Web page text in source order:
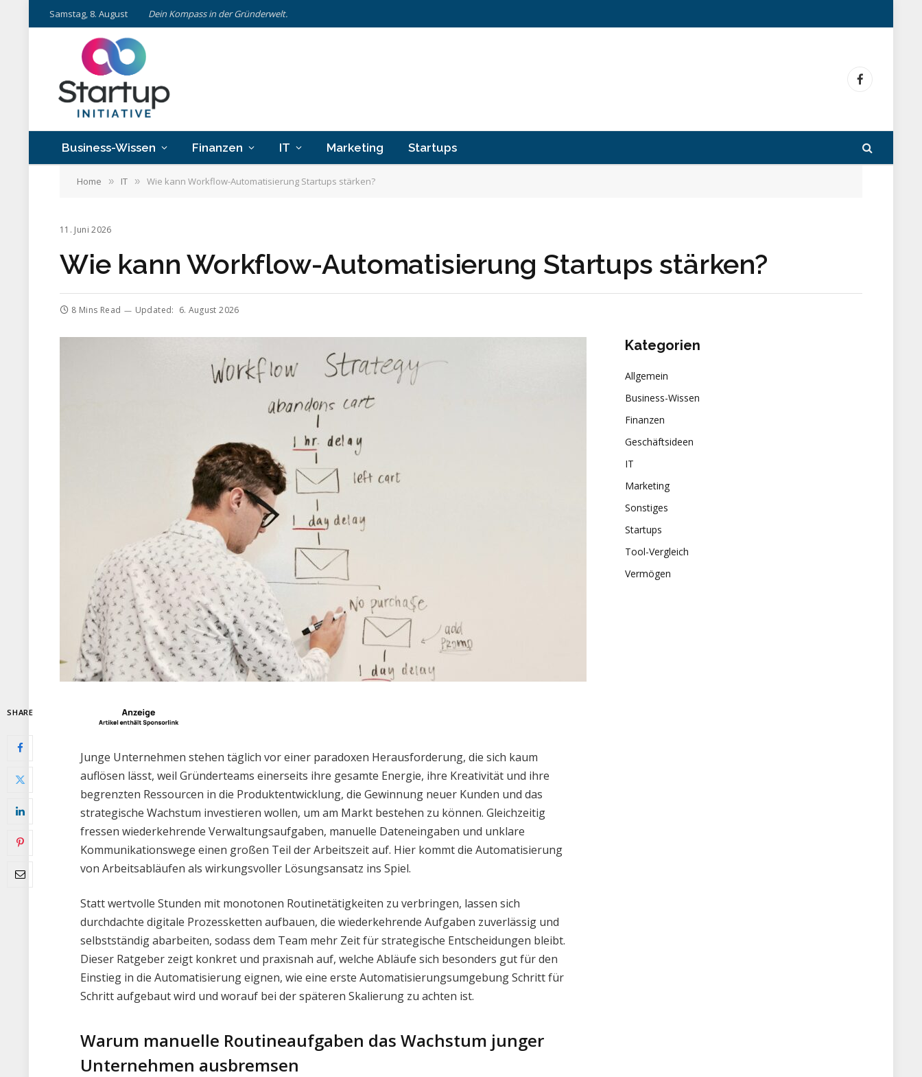
Samstag, 8. August Dein Kompass in der Gründerwelt.
Facebook
Business-Wissen Finanzen IT Marketing Startups
Home » IT » Wie kann Workflow-Automatisierung Startups stärken?
11. Juni 2026
Wie kann Workflow-Automatisierung Startups stärken?
8 Mins Read Updated: 6. August 2026
SHARE
Junge Unternehmen stehen täglich vor einer paradoxen Herausforderung, die sich kaum
auflösen lässt, weil Gründerteams einerseits ihre gesamte Energie, ihre Kreativität und ihre
begrenzten Ressourcen in die Produktentwicklung, die Gewinnung neuer Kunden und das
strategische Wachstum investieren wollen, um am Markt bestehen zu können. Gleichzeitig
fressen wiederkehrende Verwaltungsaufgaben, manuelle Dateneingaben und unklare
Kommunikationswege einen großen Teil der Arbeitszeit auf. Hier kommt die Automatisierung
von Arbeitsabläufen als wirkungsvoller Lösungsansatz ins Spiel.
Statt wertvolle Stunden mit monotonen Routinetätigkeiten zu verbringen, lassen sich
durchdachte digitale Prozessketten aufbauen, die wiederkehrende Aufgaben zuverlässig und
selbstständig abarbeiten, sodass dem Team mehr Zeit für strategische Entscheidungen bleibt.
Dieser Ratgeber zeigt konkret und praxisnah auf, welche Abläufe sich besonders gut für den
Einstieg in die Automatisierung eignen, wie eine erste Automatisierungsumgebung Schritt für
Schritt aufgebaut wird und worauf bei der späteren Skalierung zu achten ist.
Warum manuelle Routineaufgaben das Wachstum junger
Unternehmen ausbremsen
Kategorien
Allgemein
Business-Wissen
Finanzen
Geschäftsideen
IT
Marketing
Sonstiges
Startups
Tool-Vergleich
Vermögen